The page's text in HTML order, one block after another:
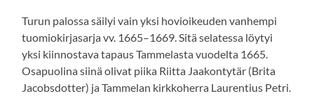
Turun palossa säilyi vain yksi hovioikeuden vanhempi
tuomiokirjasarja vv. 1665–1669. Sitä selatessa löytyi
yksi kiinnostava tapaus Tammelasta vuodelta 1665.
Osapuolina siinä olivat piika Riitta Jaakontytär (Brita
Jacobsdotter) ja Tammelan kirkkoherra Laurentius Petri.